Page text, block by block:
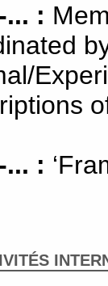
... :
... :